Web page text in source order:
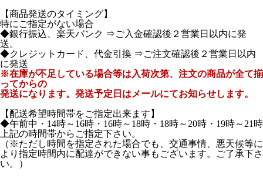
【商品発送のタイミング】
特にご指定がない場合
◆銀行振込、楽天バンク ⇒ご入金確認後２営業日以内に発
送。
◆クレジットカード、代金引換 ⇒ご注文確認後２営業日以内
に発送
※在庫が不足している場合等は入荷次第、注文の商品が全て揃
ってからの
発送になります。発送予定日はメールにてお知らせします。
【配送希望時間帯をご指定出来ます】
◆午前中・14時～16時・16時～18時・18時～20時・19時～21時
上記の時間帯からご指定下さい。
（※ただし時間を指定された場合でも、交通事情、悪天候等に
より指定時間内に配達ができない事もございます。ご了承下さ
い。）